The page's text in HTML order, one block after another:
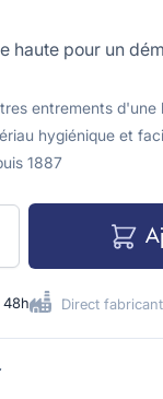
haute pour un
entrements d'une
hygiénique et
1887
48h Direct fabricant